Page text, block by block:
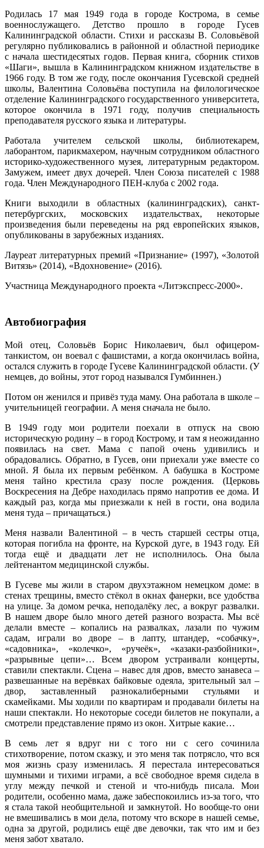
Родилась 17 мая 1949 года в городе Кострома, в семье
военнослужащего. Детство прошло в городе Гусев
Калининградской области. Стихи и рассказы В. Соловьёвой
регулярно публиковались в районной и областной периодике
с начала шестидесятых годов. Первая книга, сборник стихов
«Шаги», вышла в Калининградском книжном издательстве в
1966 году. В том же году, после окончания Гусевской средней
школы, Валентина Соловьёва поступила на филологическое
отделение Калининградского государственного университета,
которое окончила в 1971 году, получив специальность
преподавателя русского языка и литературы.
Работала учителем сельской школы, библиотекарем,
лаборантом, парикмахером, научным сотрудником областного
историко-художественного музея, литературным редактором.
Замужем, имеет двух дочерей. Член Союза писателей с 1988
года. Член Международного ПЕН-клуба с 2002 года.
Книги выходили в областных (калининградских), санкт-
петербургских, московских издательствах, некоторые
произведения были переведены на ряд европейских языков,
опубликованы в зарубежных изданиях.
Лауреат литературных премий «Признание» (1997), «Золотой
Витязь» (2014), «Вдохновение» (2016).
Участница Международного проекта «Литэкспресс-2000».
Автобиография
Мой отец, Соловьёв Борис Николаевич, был офицером-
танкистом, он воевал с фашистами, а когда окончилась война,
остался служить в городе Гусеве Калининградской области. (У
немцев, до войны, этот город назывался Гумбиннен.)
Потом он женился и привёз туда маму. Она работала в школе –
учительницей географии. А меня сначала не было.
В 1949 году мои родители поехали в отпуск на свою
историческую родину – в город Кострому, и там я неожиданно
появилась на свет. Мама с папой очень удивились и
обрадовались. Обратно, в Гусев, они приехали уже вместе со
мной. Я была их первым ребёнком. А бабушка в Костроме
меня тайно крестила сразу после рождения. (Церковь
Воскресения на Дебре находилась прямо напротив ее дома. И
каждый раз, когда мы приезжали к ней в гости, она водила
меня туда – причащаться.)
Меня назвали Валентиной – в честь старшей сестры отца,
которая погибла на фронте, на Курской дуге, в 1943 году. Ей
тогда ещё и двадцати лет не исполнилось. Она была
лейтенантом медицинской службы.
В Гусеве мы жили в старом двухэтажном немецком доме: в
стенах трещины, вместо стёкол в окнах фанерки, все удобства
на улице. За домом речка, неподалёку лес, а вокруг развалки.
В нашем дворе было много детей разного возраста. Мы всё
делали вместе – копались на развалках, лазали по чужим
садам, играли во дворе – в лапту, штандер, «собачку»,
«садовника», «колечко», «ручеёк», «казаки-разбойники»,
«разрывные цепи»… Всем двором устраивали концерты,
ставили спектакли. Сцена – навес для дров, вместо занавеса –
развешанные на верёвках байковые одеяла, зрительный зал –
двор, заставленный разнокалиберными стульями и
скамейками. Мы ходили по квартирам и продавали билеты на
наши спектакли. Но некоторые соседи билетов не покупали, а
смотрели представление прямо из окон. Хитрые какие…
В семь лет я вдруг ни с того ни с сего сочинила
стихотворение, потом сказку, и это меня так потрясло, что вся
моя жизнь сразу изменилась. Я перестала интересоваться
шумными и тихими играми, а всё свободное время сидела в
углу между печкой и стеной и что-нибудь писала. Мои
родители, особенно мама, даже забеспокоились из-за того, что
я стала такой необщительной и замкнутой. Но вообще-то они
не вмешивались в мои дела, потому что вскоре в нашей семье,
одна за другой, родились ещё две девочки, так что им и без
меня забот хватало.